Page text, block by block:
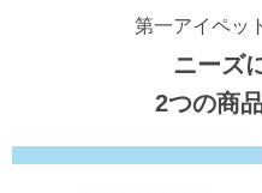
第一アイペッ
ニーズ
2つの商